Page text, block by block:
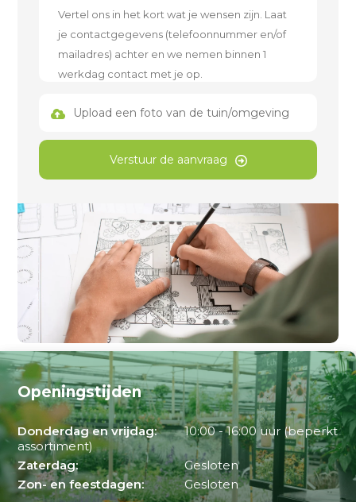
Upload een foto van de tuin/omgeving
Verstuur de aanvraag
Openingstijden
Donderdag en vrijdag:
10:00 - 16:00 uur (beperkt
assortiment)
Zaterdag:
Gesloten
Zon- en feestdagen:
Gesloten